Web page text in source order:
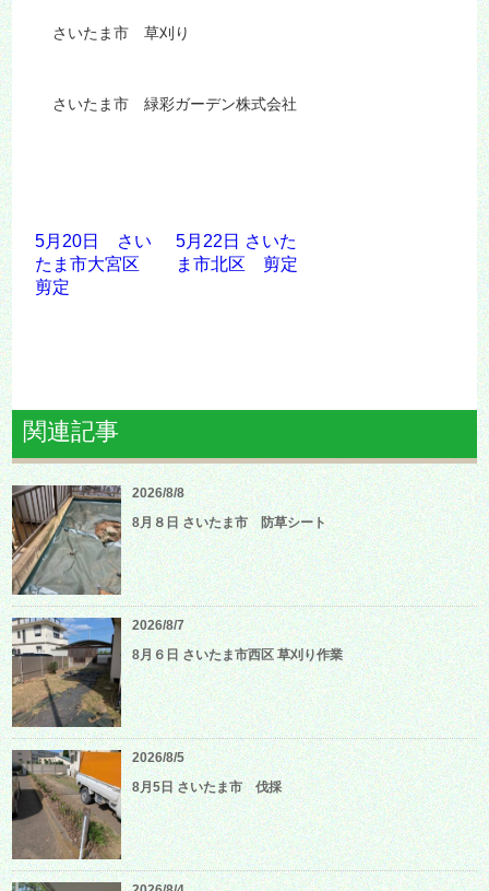
さいたま市 草刈り
さいたま市 緑彩ガーデン株式会社
5月20日 さい
たま市大宮区
剪定
5月22日 さいた
ま市北区 剪定
関連記事
2026/8/8
8月８日 さいたま市 防草シート
2026/8/7
8月６日 さいたま市西区 草刈り作業
2026/8/5
8月5日 さいたま市 伐採